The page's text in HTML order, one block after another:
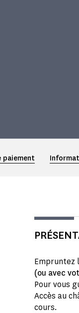
paiement
Empruntez
(ou avec
Pour vous
Accès au
cours.